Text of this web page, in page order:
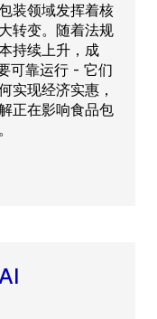
装领域发挥着核
转变。随着法规
持续上升，成
可靠运行 - 它们
实现经济实惠，
正在影响食品包